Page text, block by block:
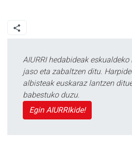
AIURRI hedabideak
jaso eta zabaltzen ditu.
albisteak euskaraz lantzen
babestuko duzu.
Egin AIURRIkide!